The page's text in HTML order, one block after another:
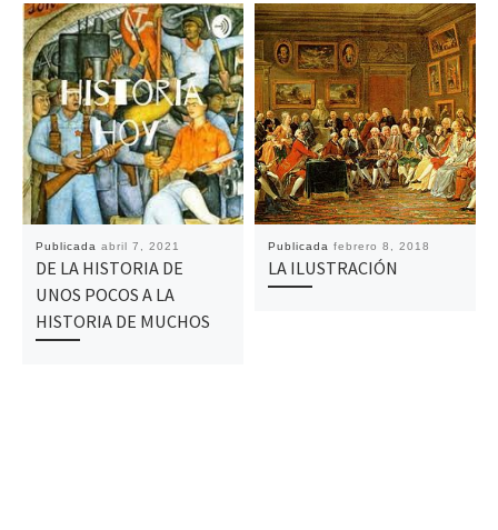
Publicada abril 7, 2021
DE LA HISTORIA DE
UNOS POCOS A LA
HISTORIA DE MUCHOS
Publicada febrero 8, 2018
LA ILUSTRACIÓN